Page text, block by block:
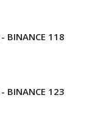
118
123